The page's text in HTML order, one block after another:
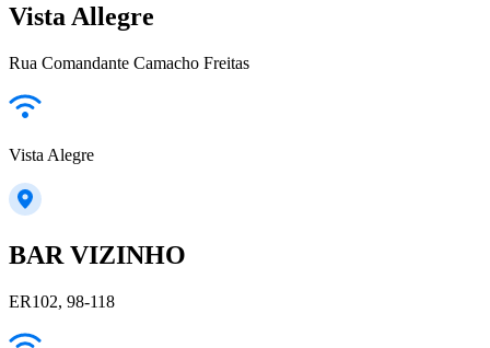
Vista Allegre
Rua Comandante Camacho Freitas
Vista Alegre
BAR VIZINHO
ER102, 98-118